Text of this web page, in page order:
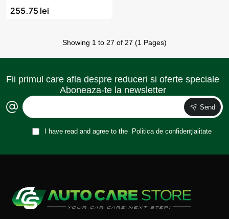
AM03282, AMIO
255.75 lei
Showing 1 to 27 of 27 (1 Pages)
Fii primul care afla despre reduceri si oferte speciale
Aboneaza-te la newsletter
Send
I have read and agree to the Politica de confidențialitate